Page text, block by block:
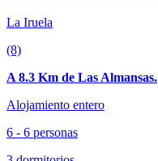
La Iruela
(8)
A 8.3 Km de Las Almansas.
Alojamiento entero
6 - 6 personas